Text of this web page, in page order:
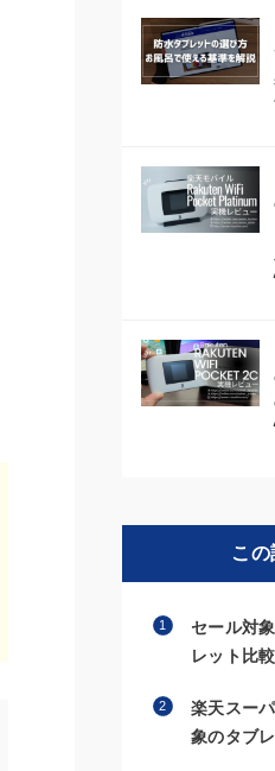
この
セール対
レット比較
楽天スー
象のタブ